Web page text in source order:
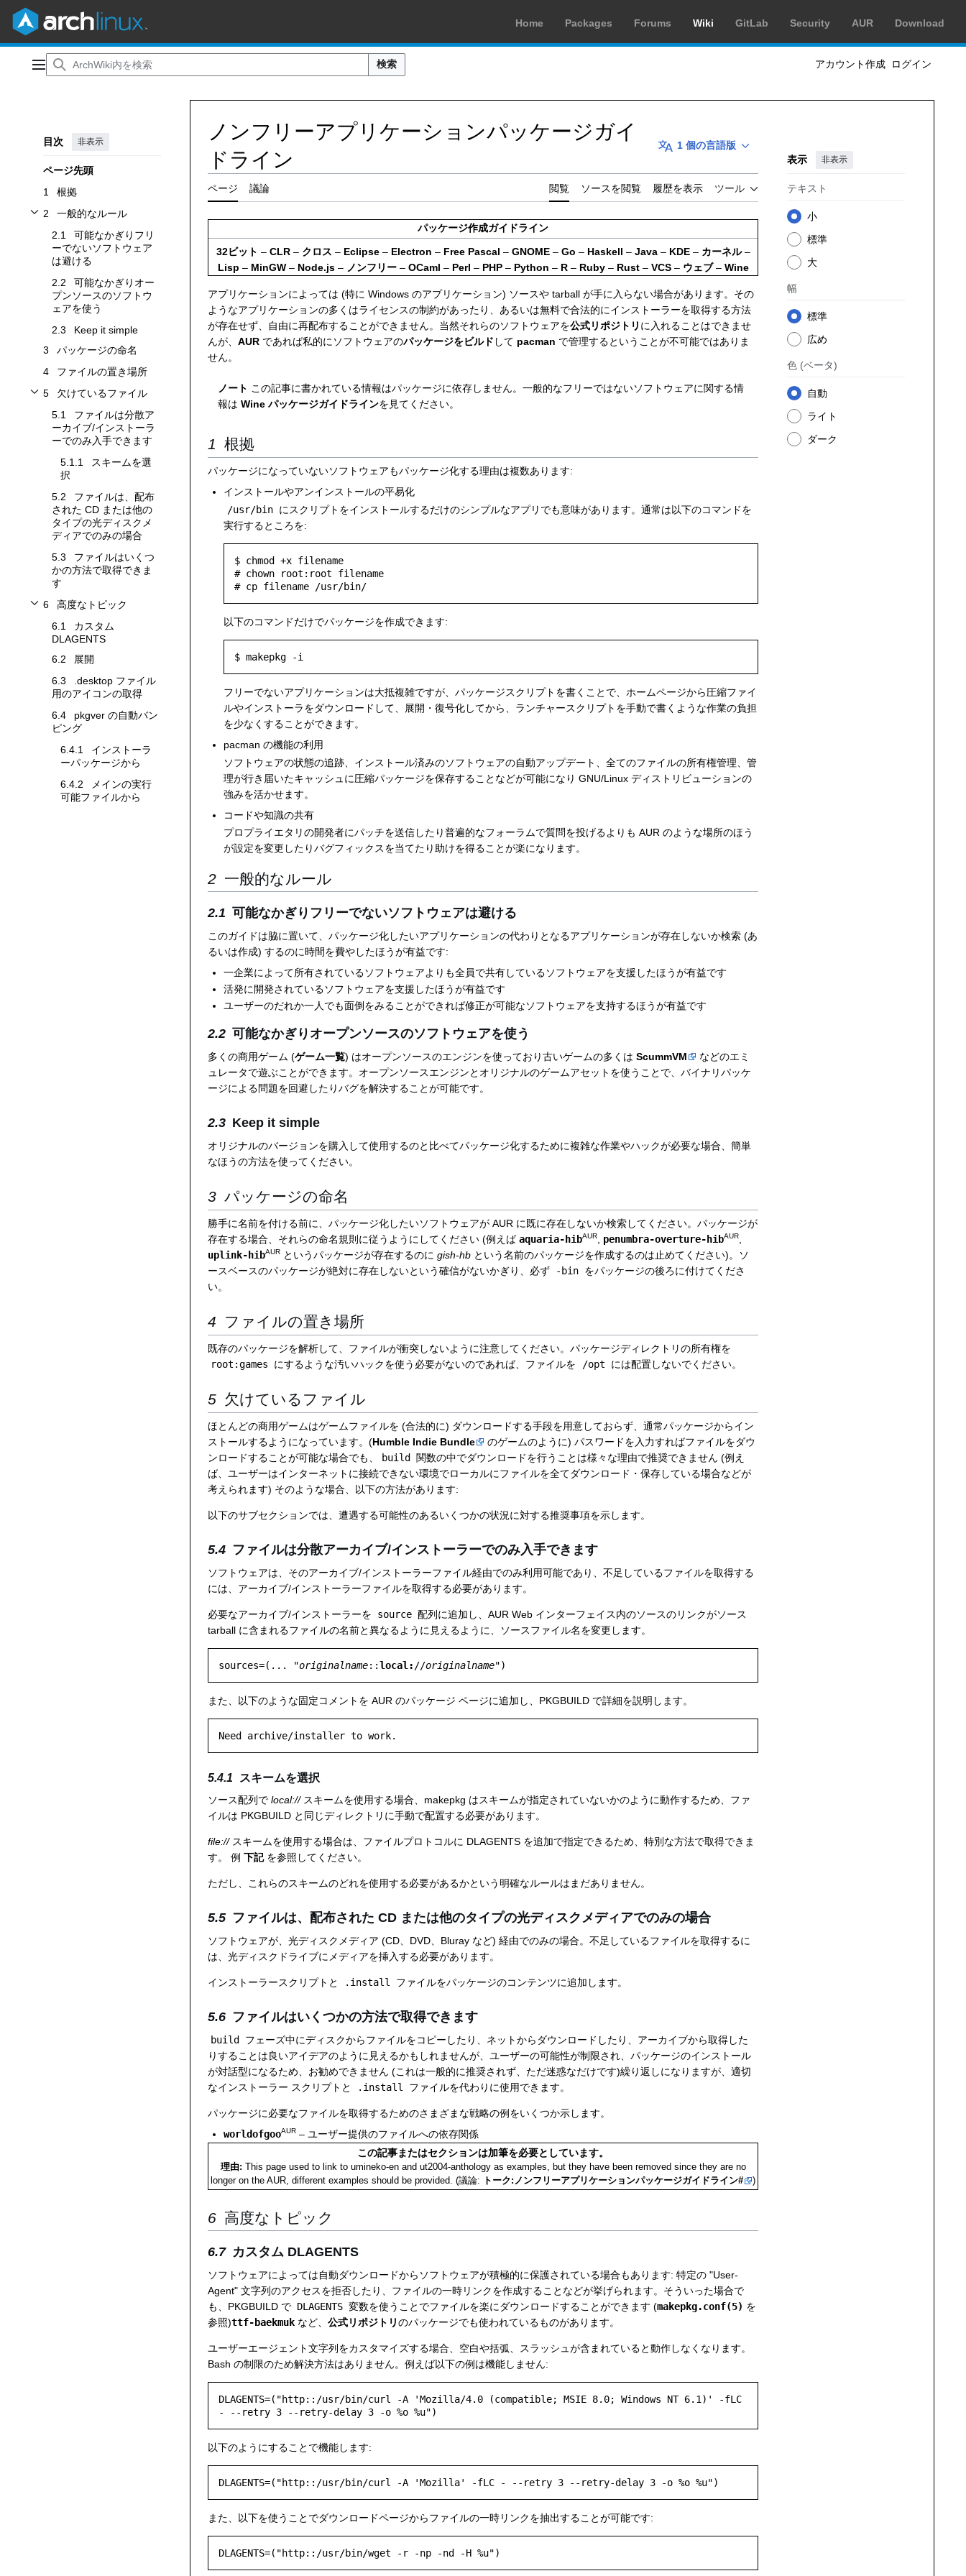
Home Packages Forums Wiki GitLab Security AUR Download
メインメニュー 検索 アカウント作成 ログイン
目次 非表示
ページ先頭
1
根拠
2
一般的なルール
一般的なルールサブセクションを切り替えます
2.1
可能なかぎりフリ
ーでないソフトウェア
は避ける
2.2
可能なかぎりオー
プンソースのソフトウ
ェアを使う
2.3
Keep it simple
3
パッケージの命名
4
ファイルの置き場所
5
欠けているファイル
欠けているファイルサブセクションを切り替えます
5.1
ファイルは分散ア
ーカイブ/インストーラ
ーでのみ入手できます
5.1.1
スキームを選
択
5.2
ファイルは、配布
された CD または他の
タイプの光ディスクメ
ディアでのみの場合
5.3
ファイルはいくつ
かの方法で取得できま
す
6
高度なトピック
高度なトピックサブセクションを切り替えます
6.1
カスタム
DLAGENTS
6.2
展開
6.3
.desktop ファイル
用のアイコンの取得
6.4
pkgver の自動バン
ピング
6.4.1
インストーラ
ーパッケージから
6.4.2
メインの実行
可能ファイルから
ノンフリーアプリケーションパッケージガイ
ドライン
1 個の言語版
ページ 議論 閲覧 ソースを閲覧 履歴を表示 ツール
表示 非表示
テキスト
小
標準
大
幅
標準
広め
色 (ベータ)
自動
ライト
ダーク
パッケージ作成ガイドライン
32ビット – CLR– クロス – Eclipse– Electron – Free Pascal – GNOME– Go – Haskell – Java– KDE– カーネル–
Lisp – MinGW– Node.js– ノンフリー– OCaml – Perl – PHP– Python – R– Ruby– Rust– VCS– ウェブ– Wine
アプリケーションによっては (特に Windows のアプリケーション) ソースや tarball が手に入らない場合があります。その
ようなアプリケーションの多くはライセンスの制約があったり、あるいは無料で合法的にインストーラーを取得する方法
が存在せず、自由に再配布することができません。当然それらのソフトウェアを公式リポジトリ に入れることはできませ
んが、 AUR であれば私的にソフトウェアのパッケージをビルド して pacman で管理するということが不可能ではありま
せん。
ノート この記事に書かれている情報はパッケージに依存しません。一般的なフリーではないソフトウェアに関する情
報は Wine パッケージガイドラインを見てください。
根拠
パッケージになっていないソフトウェアもパッケージ化する理由は複数あります:
インストールやアンインストールの平易化
/usr/bin にスクリプトをインストールするだけのシンプルなアプリでも意味があります。通常は以下のコマンドを
実行するところを:
$ chmod +x filename
# chown root:root filename
以下のコマンドだけでパッケージを作成できます:
$ makepkg -i
フリーでないアプリケーションは大抵複雑ですが、パッケージスクリプトを書くことで、ホームページから圧縮ファイ
ルやインストーラをダウンロードして、展開・復号化してから、ランチャースクリプトを手動で書くような作業の負担
を少なくすることができます。
pacman の機能の利用
ソフトウェアの状態の追跡、インストール済みのソフトウェアの自動アップデート、全てのファイルの所有権管理、管
理が行き届いたキャッシュに圧縮パッケージを保存することなどが可能になり GNU/Linux ディストリビューションの
強みを活かせます。
コードや知識の共有
プロプライエタリの開発者にパッチを送信したり普遍的なフォーラムで質問を投げるよりも AUR のような場所のほう
が設定を変更したりバグフィックスを当てたり助けを得ることが楽になります。
一般的なルール
可能なかぎりフリーでないソフトウェアは避ける
このガイドは脇に置いて、パッケージ化したいアプリケーションの代わりとなるアプリケーションが存在しないか検索 (あ
るいは作成) するのに時間を費やしたほうが有益です:
一企業によって所有されているソフトウェアよりも全員で共有しているソフトウェアを支援したほうが有益です
活発に開発されているソフトウェアを支援したほうが有益です
ユーザーのだれか一人でも面倒をみることができれば修正が可能なソフトウェアを支持するほうが有益です
可能なかぎりオープンソースのソフトウェアを使う
多くの商用ゲーム (ゲーム一覧) はオープンソースのエンジンを使っており古いゲームの多くは ScummVM
などのエミ
ュレータで遊ぶことができます。オープンソースエンジンとオリジナルのゲームアセットを使うことで、バイナリパッケ
ージによる問題を回避したりバグを解決することが可能です。
Keep it simple
オリジナルのバージョンを購入して使用するのと比べてパッケージ化するために複雑な作業やハックが必要な場合、簡単
なほうの方法を使ってください。
パッケージの命名
勝手に名前を付ける前に、パッケージ化したいソフトウェアが AUR に既に存在しないか検索してください。パッケージが
存在する場合、それらの命名規則に従うようにしてください (例えばaquaria-hibAUR penumbra-overture-hibAUR
uplink-hibAUR というパッケージが存在するのに gish-hb という名前のパッケージを作成するのは止めてください)。ソ
ースベースのパッケージが絶対に存在しないという確信がないかぎり、必ず
-bin をパッケージの後ろに付けてくださ
い。
ファイルの置き場所
既存のパッケージを解析して、ファイルが衝突しないように注意してください。パッケージディレクトリの所有権を
root:games
にするような汚いハックを使う必要がないのであれば、ファイルを /opt には配置しないでください。
欠けているファイル
ほとんどの商用ゲームはゲームファイルを (合法的に) ダウンロードする手段を用意しておらず、通常パッケージからイン
ストールするようになっています。(Humble Indie Bundle
のゲームのように) パスワードを入力すればファイルをダウ
ンロードすることが可能な場合でも、
build
関数の中でダウンロードを行うことは様々な理由で推奨できません (例え
ば、ユーザーはインターネットに接続できない環境でローカルにファイルを全てダウンロード・保存している場合などが
考えられます) そのような場合、以下の方法があります:
以下のサブセクションでは、遭遇する可能性のあるいくつかの状況に対する推奨事項を示します。
ファイルは分散アーカイブ/インストーラーでのみ入手できます
ソフトウェアは、そのアーカイブ/インストーラーファイル経由でのみ利用可能であり、不足しているファイルを取得する
には、アーカイブ/インストーラーファイルを取得する必要があります。
必要なアーカイブ/インストーラーを source 配列に追加し、AUR Web インターフェイス内のソースのリンクがソース
tarball に含まれるファイルの名前と異なるように見えるように、ソースファイル名を変更します。
sources=(... "originalname::local: //originalname")
また、以下のような固定コメントを AUR のパッケージ ページに追加し、PKGBUILD で詳細を説明します。
Need archive/installer to work.
スキームを選択
ソース配列で local://スキームを使用する場合、makepkg はスキームが指定されていないかのように動作するため、ファ
イルは PKGBUILD と同じディレクトリに手動で配置する必要があります。
file://スキームを使用する場合は、ファイルプロトコルに DLAGENTS を追加で指定できるため、特別な方法で取得できま
す。 例 下記を参照してください。
ただし、これらのスキームのどれを使用する必要があるかという明確なルールはまだありません。
ファイルは、配布された CD または他のタイプの光ディスクメディアでのみの場合
ソフトウェアが、光ディスクメディア (CD、DVD、Bluray など) 経由でのみの場合。不足しているファイルを取得するに
は、光ディスクドライブにメディアを挿入する必要があります。
インストーラースクリプトと .install ファイルをパッケージのコンテンツに追加します。
ファイルはいくつかの方法で取得できます
build
フェーズ中にディスクからファイルをコピーしたり、ネットからダウンロードしたり、アーカイブから取得した
りすることは良いアイデアのように見えるかもしれませんが、ユーザーの可能性が制限され、パッケージのインストール
が対話型になるため、お勧めできません (これは一般的に推奨されず、ただ迷惑なだけです)繰り返しになりますが、適切
なインストーラー スクリプトと
.install ファイルを代わりに使用できます。
パッケージに必要なファイルを取得するためのさまざまな戦略の例をいくつか示します。
worldofgooAUR – ユーザー提供のファイルへの依存関係
この記事またはセクションは加筆を必要としています。
理由: This page used to link to umineko-en and ut2004-anthology as examples, but they have been removed since they are no
longer on the AUR, different examples should be provided. (議論:
トーク:ノンフリーアプリケーションパッケージガイドライン# )
高度なトピック
カスタム DLAGENTS
ソフトウェアによっては自動ダウンロードからソフトウェアが積極的に保護されている場合もあります: 特定の "User-
Agent" 文字列のアクセスを拒否したり、ファイルの一時リンクを作成することなどが挙げられます。そういった場合で
も、PKGBUILD で DLAGENTS 変数を使うことでファイルを楽にダウンロードすることができます (makepkg.conf(5) を
参照)ttf-baekmuk など、 公式リポジトリのパッケージでも使われているものがあります。
ユーザーエージェント文字列をカスタマイズする場合、空白や括弧、スラッシュが含まれていると動作しなくなります。
Bash の制限のため解決方法はありません。例えば以下の例は機能しません:
DLAGENTS=("http::/usr/bin/curl -A 'Mozilla/4.0 (compatible; MSIE 8.0; Windows NT 6.1)' -fLC
以下のようにすることで機能します:
また、以下を使うことでダウンロードページからファイルの一時リンクを抽出することが可能です: